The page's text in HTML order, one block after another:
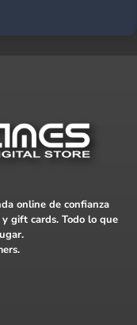
online de confianza
gift cards. Todo lo que